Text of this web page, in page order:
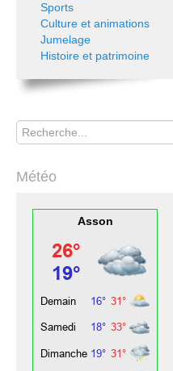
Sports
Culture et animations
Jumelage
Histoire et patrimoine
Rechercher
Météo
Asson